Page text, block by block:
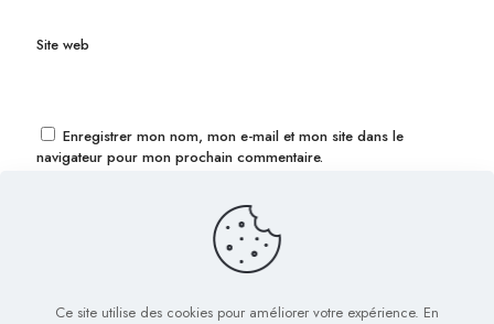
Site web
Enregistrer mon nom, mon e-mail et mon site dans le
navigateur pour mon prochain commentaire.
Ce site utilise des cookies pour améliorer votre expérience. En